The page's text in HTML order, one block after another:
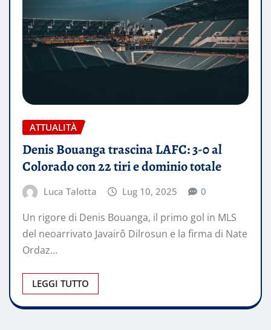
ATTUALITÀ
Denis Bouanga trascina LAFC: 3-0 al
Colorado con 22 tiri e dominio totale
Luca Talotta Lug 10, 2025 0
Un rigore di Denis Bouanga, il primo gol in MLS
del neoarrivato Javairô Dilrosun e la firma di Nate
Ordaz…
LEGGI TUTTO